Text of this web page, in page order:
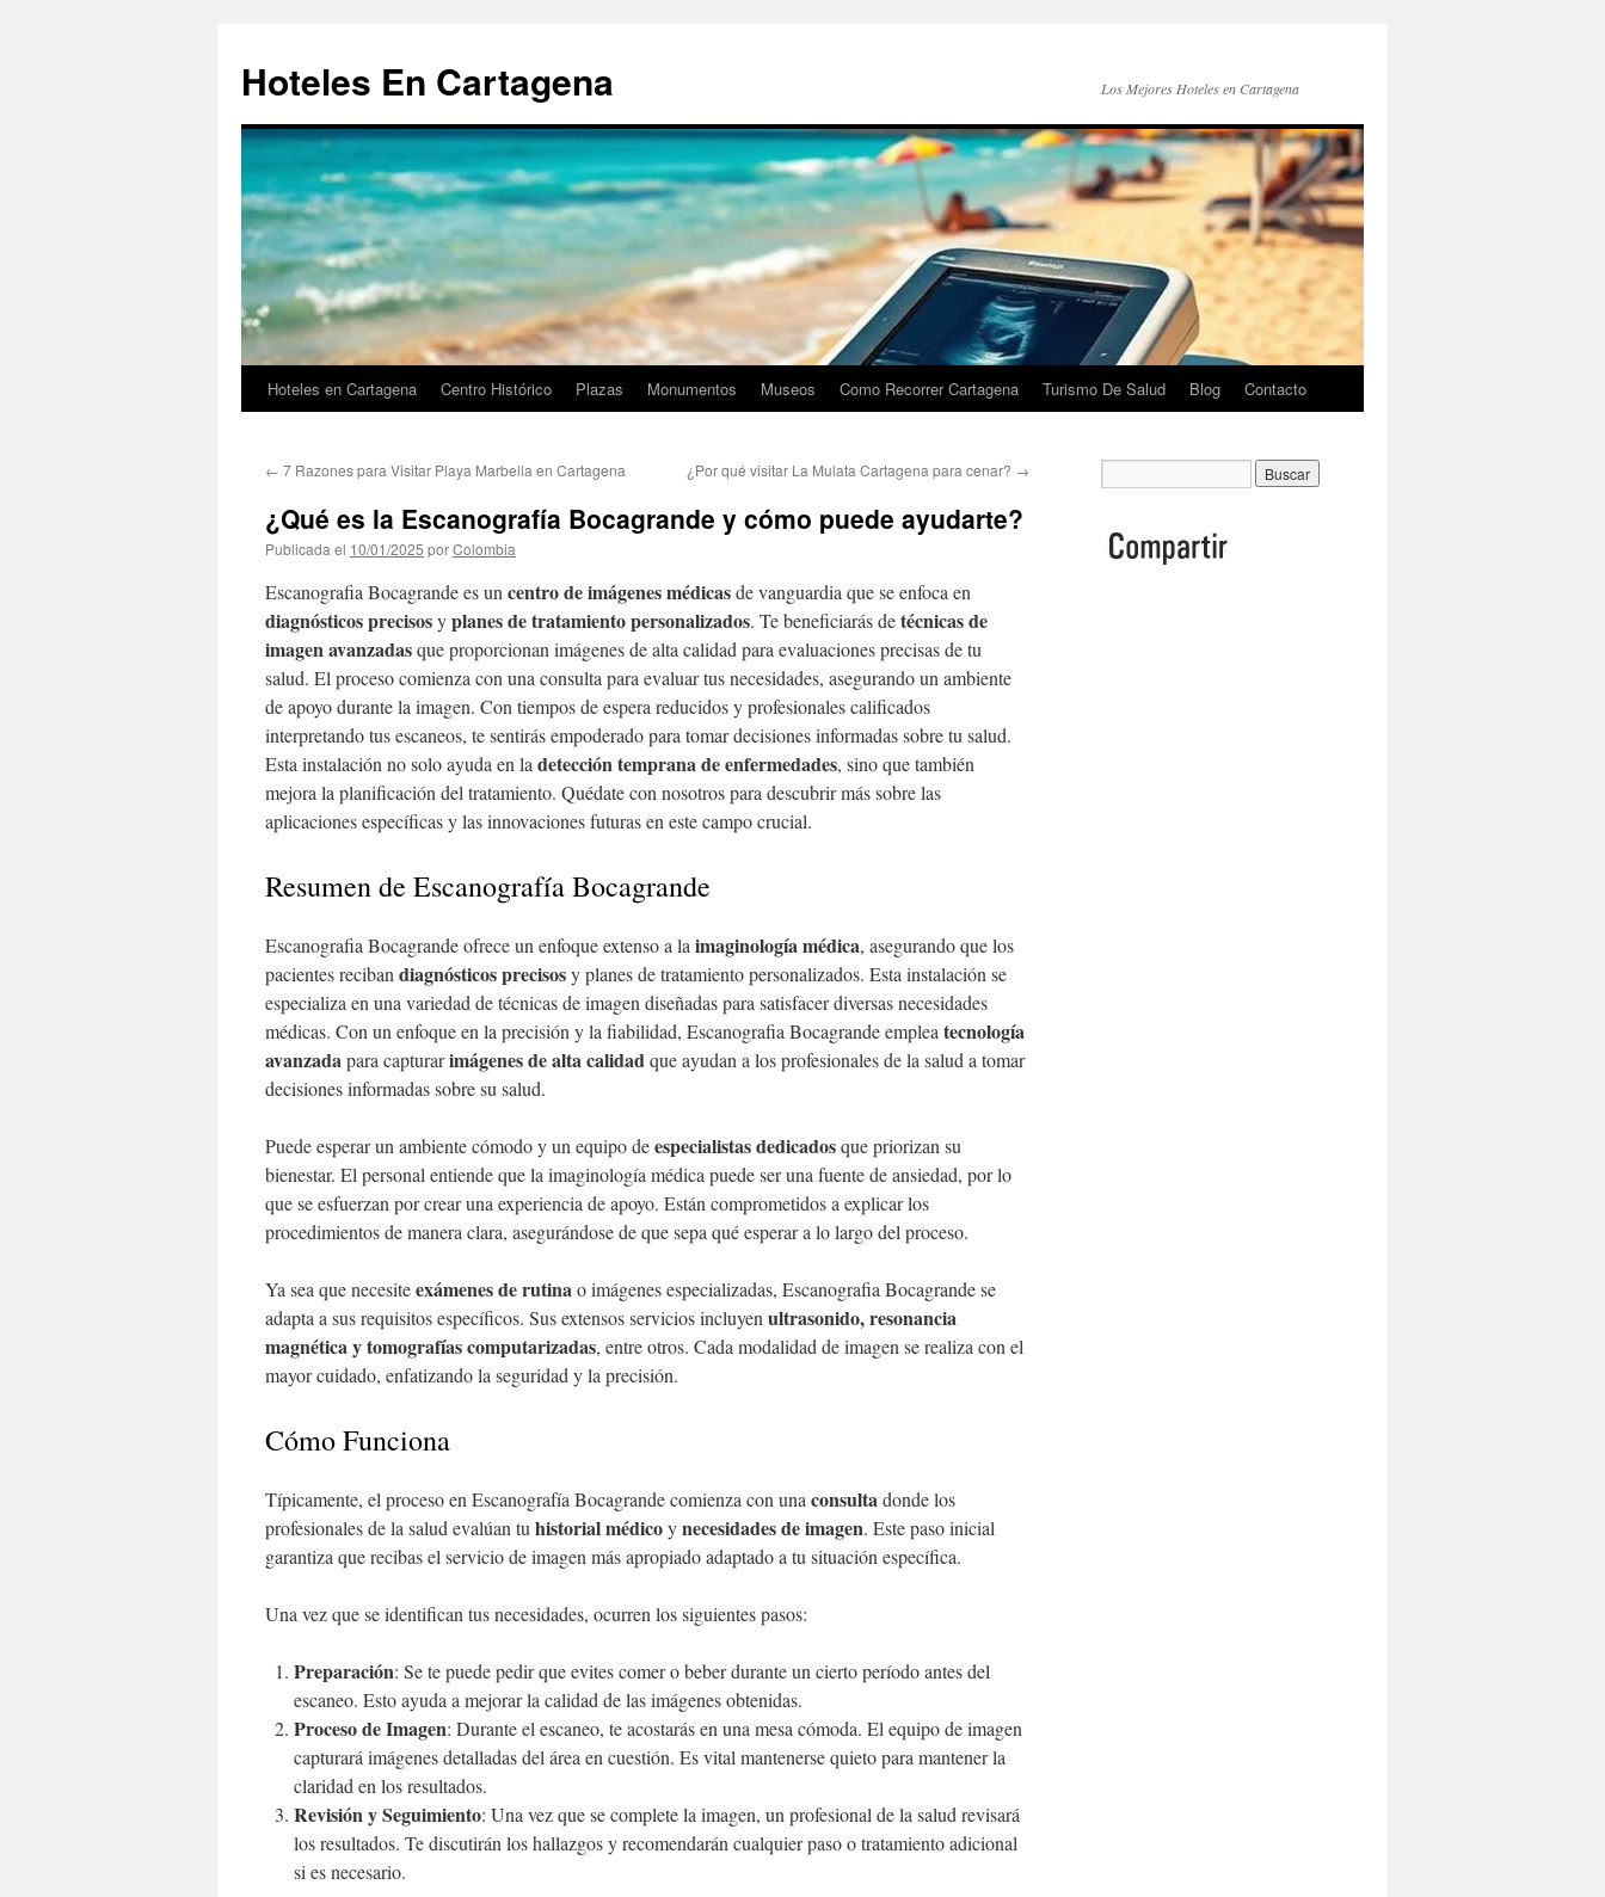
contenido
Hoteles En Cartagena Los Mejores Hoteles en Cartagena
Hoteles en Cartagena Centro Histórico Plazas Monumentos Museos Como Recorrer Cartagena Turismo De Salud Blog Contacto
← 7 Razones para Visitar Playa Marbella en Cartagena ¿Por qué visitar La Mulata Cartagena para cenar? →
¿Qué es la Escanografía Bocagrande y cómo puede ayudarte?
Publicada el 10/01/2025 porColombia
Escanografia Bocagrande es un centro de imágenes médicasde vanguardia que se enfoca en
diagnósticos precisosyplanes de tratamiento personalizados. Te beneficiarás detécnicas de
imagen avanzadasque proporcionan imágenes de alta calidad para evaluaciones precisas de tu
salud. El proceso comienza con una consulta para evaluar tus necesidades, asegurando un ambiente
de apoyo durante la imagen. Con tiempos de espera reducidos y profesionales calificados
interpretando tus escaneos, te sentirás empoderado para tomar decisiones informadas sobre tu salud.
Esta instalación no solo ayuda en la detección temprana de enfermedades, sino que también
mejora la planificación del tratamiento. Quédate con nosotros para descubrir más sobre las
aplicaciones específicas y las innovaciones futuras en este campo crucial.
Resumen de Escanografía Bocagrande
Escanografia Bocagrande ofrece un enfoque extenso a la imaginología médica, asegurando que los
pacientes reciban diagnósticos precisosy planes de tratamiento personalizados. Esta instalación se
especializa en una variedad de técnicas de imagen diseñadas para satisfacer diversas necesidades
médicas. Con un enfoque en la precisión y la fiabilidad, Escanografia Bocagrande emplea tecnología
avanzadapara capturarimágenes de alta calidadque ayudan a los profesionales de la salud a tomar
decisiones informadas sobre su salud.
Puede esperar un ambiente cómodo y un equipo deespecialistas dedicadosque priorizan su
bienestar. El personal entiende que la imaginología médica puede ser una fuente de ansiedad, por lo
que se esfuerzan por crear una experiencia de apoyo. Están comprometidos a explicar los
procedimientos de manera clara, asegurándose de que sepa qué esperar a lo largo del proceso.
Ya sea que necesiteexámenes de rutinao imágenes especializadas, Escanografia Bocagrande se
adapta a sus requisitos específicos. Sus extensos servicios incluyen ultrasonido, resonancia
magnética y tomografías computarizadas, entre otros. Cada modalidad de imagen se realiza con el
mayor cuidado, enfatizando la seguridad y la precisión.
Cómo Funciona
Típicamente, el proceso en Escanografía Bocagrande comienza con una consultadonde los
profesionales de la salud evalúan tu historial médicoynecesidades de imagen. Este paso inicial
garantiza que recibas el servicio de imagen más apropiado adaptado a tu situación específica.
Una vez que se identifican tus necesidades, ocurren los siguientes pasos:
Preparación: Se te puede pedir que evites comer o beber durante un cierto período antes del
escaneo. Esto ayuda a mejorar la calidad de las imágenes obtenidas.
Proceso de Imagen: Durante el escaneo, te acostarás en una mesa cómoda. El equipo de imagen
capturará imágenes detalladas del área en cuestión. Es vital mantenerse quieto para mantener la
claridad en los resultados.
Revisión y Seguimiento: Una vez que se complete la imagen, un profesional de la salud revisará
los resultados. Te discutirán los hallazgos y recomendarán cualquier paso o tratamiento adicional
si es necesario.